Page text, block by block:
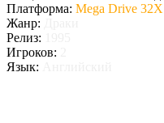
Платформа: Mega Drive 32X
Жанр:
Релиз:
Игроков:
Язык: